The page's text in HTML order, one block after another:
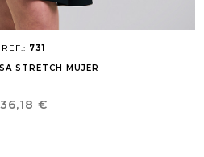
REF.: 731
STRETCH MUJER
Precio
36,18 €